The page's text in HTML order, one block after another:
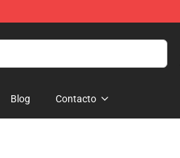
Blog Contacto